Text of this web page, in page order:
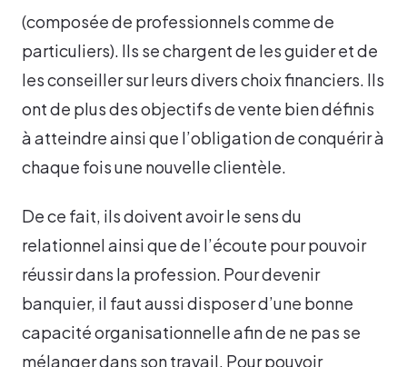
(composée de professionnels comme de
particuliers). Ils se chargent de les guider et de
les conseiller sur leurs divers choix financiers. Ils
ont de plus des objectifs de vente bien définis
à atteindre ainsi que l’obligation de conquérir à
chaque fois une nouvelle clientèle.
De ce fait, ils doivent avoir le sens du
relationnel ainsi que de l’écoute pour pouvoir
réussir dans la profession. Pour devenir
banquier, il faut aussi disposer d’une bonne
capacité organisationnelle afin de ne pas se
mélanger dans son travail. Pour pouvoir